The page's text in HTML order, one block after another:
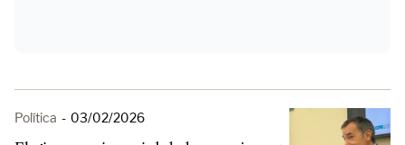
Política - 03/02/2026